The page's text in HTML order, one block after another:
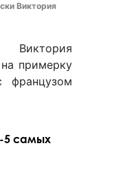
Виктория
примерку
французом
5 самых